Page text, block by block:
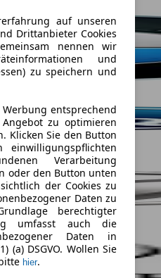
auf unseren
Drittanbieter Cookies
nennen wir
und
zu speichern und
entsprechend
zu optimieren
Klicken Sie den Button
Verarbeitung
oder den Button unten
der Cookies zu
Daten zu
berechtigter
umfasst auch die
Daten in
(a) DSGVO. Wollen Sie
hier.